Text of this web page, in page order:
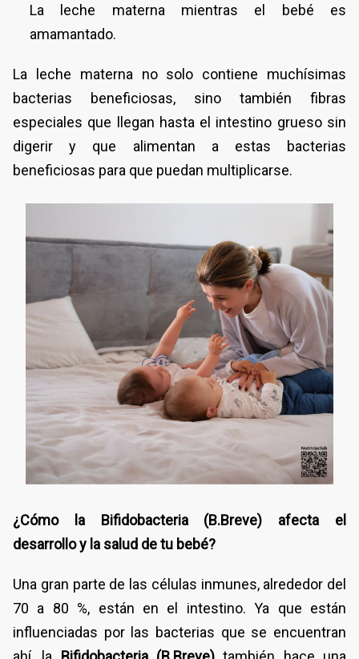
La leche materna mientras el bebé es
amamantado.
La leche materna no solo contiene muchísimas
bacterias beneficiosas, sino también fibras
especiales que llegan hasta el intestino grueso sin
digerir y que alimentan a estas bacterias
beneficiosas para que puedan multiplicarse.
¿Cómo la Bifidobacteria (B.Breve) afecta el
desarrollo y la salud de tu bebé?
Una gran parte de las células inmunes, alrededor del
70 a 80 %, están en el intestino. Ya que están
influenciadas por las bacterias que se encuentran